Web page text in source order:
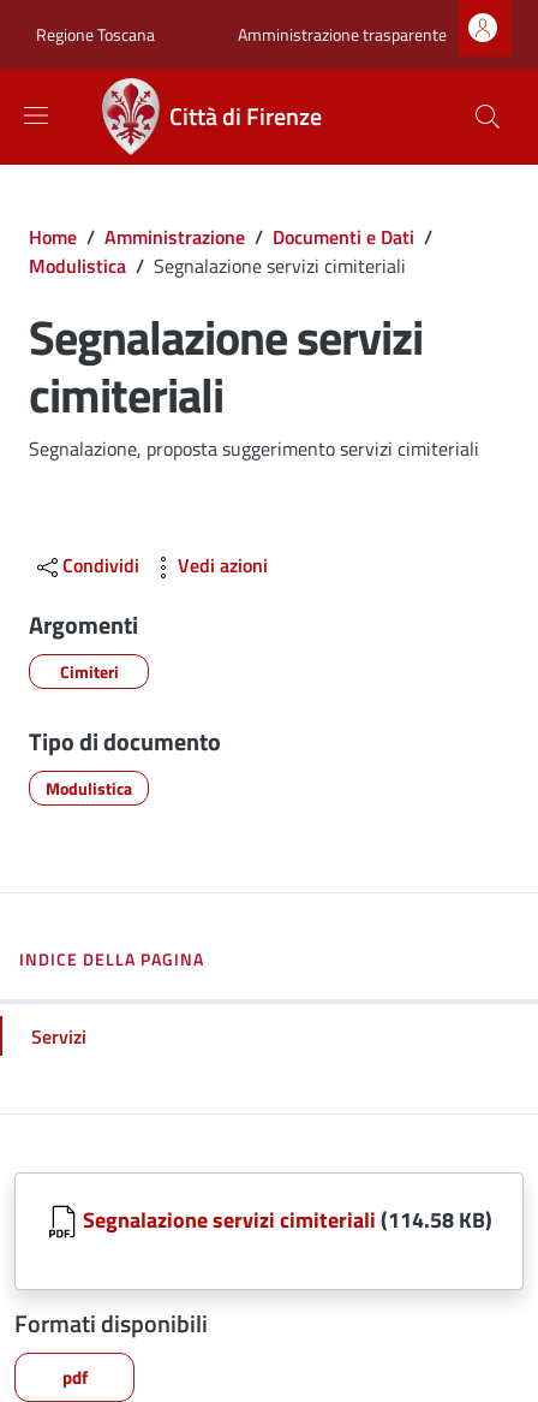
Regione Toscana Zona superiore
Amministrazione trasparente
Città di Firenze
Briciole di pane
Home / Amministrazione / Documenti e Dati /
Modulistica / Segnalazione servizi cimiteriali
Segnalazione servizi
cimiteriali
Dettagli
Segnalazione, proposta suggerimento servizi cimiteriali
Condividi Vedi azioni
Argomenti
Cimiteri
Tipo di documento
Modulistica
INDICE DELLA PAGINA
Servizi
Segnalazione servizi cimiteriali(114.58 KB)
Formati disponibili
pdf